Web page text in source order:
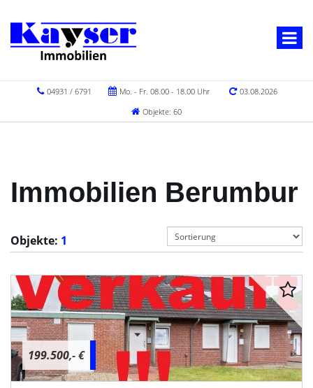
04931 / 6791 Mo. - Fr. 08.00 - 18.00 Uhr
03.08.2026
Objekte: 60
Immobilien Berumbur
Objekte: 1
199.500,- €